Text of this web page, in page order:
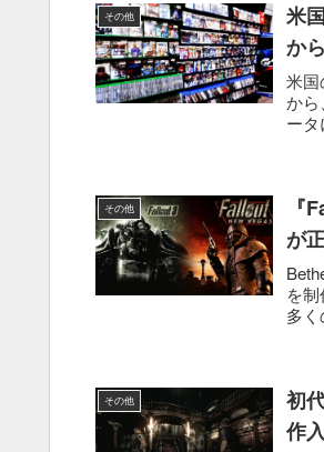
その他
米
か
米
か
ー
その他
が
を
多
その他
初
作